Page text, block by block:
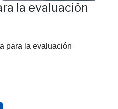
la evaluación
para la evaluación